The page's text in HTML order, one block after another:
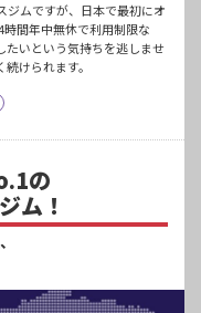
ジムですが、日本で最初にオ
間年中無休で利用制限な
たいという気持ちを逃しませ
けられます。
の
ム！